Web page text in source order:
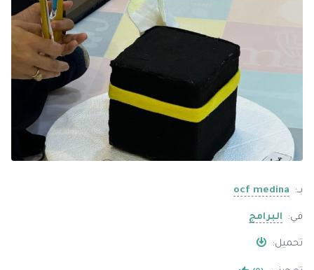
بــ: ocf medina
في: البرامج
تحميل: